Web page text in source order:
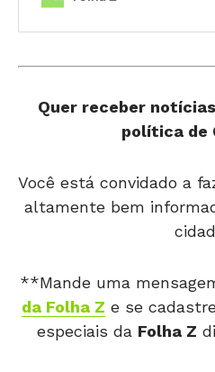
Quer receber
política de
Você está convidado a
altamente bem
**Mande uma
da Folha Z e se
especiais da Folha Z